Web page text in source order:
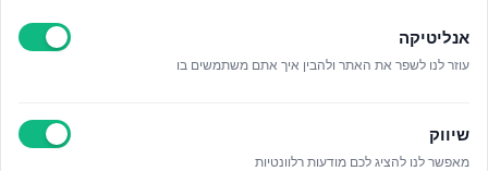
כל הזכויות שמורות אנה ויסטריך
אנליטיקה
עוזר לנו לשפר את האתר ולהבין איך אתם משתמשים בו
שיווק
מאפשר לנו להציג לכם מודעות רלוונטיות